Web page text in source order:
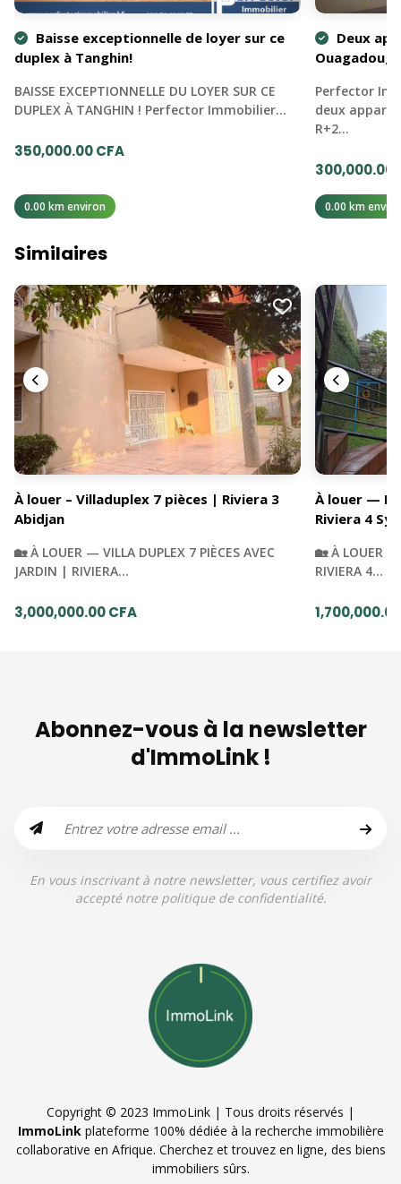
Baisse exceptionnelle de loyer sur ce
duplex à Tanghin!
BAISSE EXCEPTIONNELLE DU LOYER SUR CE
DUPLEX À TANGHIN ! Perfector Immobilier…
350,000.00 CFA
0.00 km environ
Deux
Perfector
deux
R+2…
300,000.00
0.00 km
Similaires
À louer – Villaduplex 7 pièces | Riviera 3
Abidjan
🏡 À LOUER — VILLA DUPLEX 7 PIÈCES AVEC
JARDIN | RIVIERA…
3,000,000.00 CFA
À louer —
Riviera 4
🏡 À LOUER —
RIVIERA 4…
Abonnez-vous à la newsletter
d'ImmoLink !
En vous inscrivant à notre newsletter, vous certifiez avoir
accepté notre politique de confidentialité.
Copyright © 2023 ImmoLink | Tous droits réservés |
ImmoLinkplateforme 100% dédiée à la recherche immobilière
collaborative en Afrique. Cherchez et trouvez en ligne, des biens
immobiliers sûrs.